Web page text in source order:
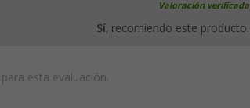
Valoración verificada
Sí, recomiendo este producto.
esta evaluación.